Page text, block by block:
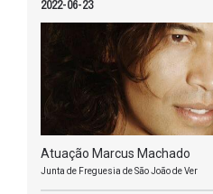
2022-06-23
Atuação Marcus Machado
Junta de Freguesia de São João de Ver